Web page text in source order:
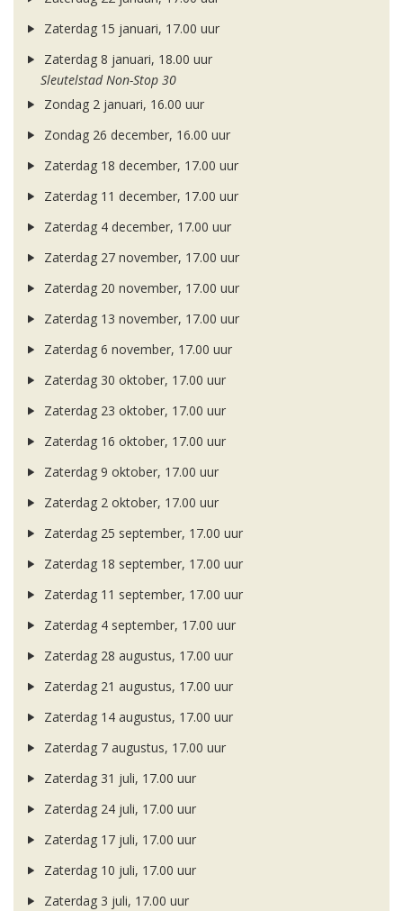
Zaterdag 15 januari, 17.00 uur
Zaterdag 8 januari, 18.00 uur
Sleutelstad Non-Stop 30
Zondag 2 januari, 16.00 uur
Zondag 26 december, 16.00 uur
Zaterdag 18 december, 17.00 uur
Zaterdag 11 december, 17.00 uur
Zaterdag 4 december, 17.00 uur
Zaterdag 27 november, 17.00 uur
Zaterdag 20 november, 17.00 uur
Zaterdag 13 november, 17.00 uur
Zaterdag 6 november, 17.00 uur
Zaterdag 30 oktober, 17.00 uur
Zaterdag 23 oktober, 17.00 uur
Zaterdag 16 oktober, 17.00 uur
Zaterdag 9 oktober, 17.00 uur
Zaterdag 2 oktober, 17.00 uur
Zaterdag 25 september, 17.00 uur
Zaterdag 18 september, 17.00 uur
Zaterdag 11 september, 17.00 uur
Zaterdag 4 september, 17.00 uur
Zaterdag 28 augustus, 17.00 uur
Zaterdag 21 augustus, 17.00 uur
Zaterdag 14 augustus, 17.00 uur
Zaterdag 7 augustus, 17.00 uur
Zaterdag 31 juli, 17.00 uur
Zaterdag 24 juli, 17.00 uur
Zaterdag 17 juli, 17.00 uur
Zaterdag 10 juli, 17.00 uur
Zaterdag 3 juli, 17.00 uur